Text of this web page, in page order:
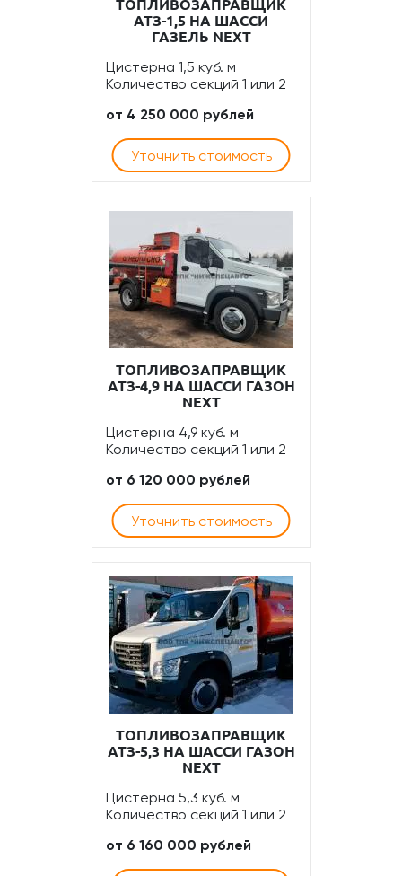
ТОПЛИВОЗАПРАВЩИК
АТЗ-1,5 НА ШАССИ
ГАЗЕЛЬ NEXT
Цистерна 1,5 куб. м
Количество секций 1 или 2
от 4 250 000 рублей
Уточнить стоимость
ТОПЛИВОЗАПРАВЩИК
АТЗ-4,9 НА ШАССИ ГАЗОН
NEXT
Цистерна 4,9 куб. м
Количество секций 1 или 2
от 6 120 000 рублей
Уточнить стоимость
ТОПЛИВОЗАПРАВЩИК
АТЗ-5,3 НА ШАССИ ГАЗОН
NEXT
Цистерна 5,3 куб. м
Количество секций 1 или 2
от 6 160 000 рублей